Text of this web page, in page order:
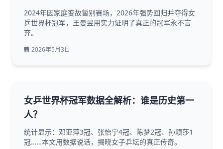
2024年因家庭变故暂别赛场，2026年强势回归并夺得女
乒世界杯冠军，王曼昱用实力证明了真正的冠军永不言
弃。
2026年5月3日
女乒世界杯冠军数据全解析：谁是历史第一
人？
统计显示：邓亚萍3冠、张怡宁4冠、陈梦2冠、孙颖莎1
冠……本文用数据说话，揭晓女子乒坛的真正传奇。